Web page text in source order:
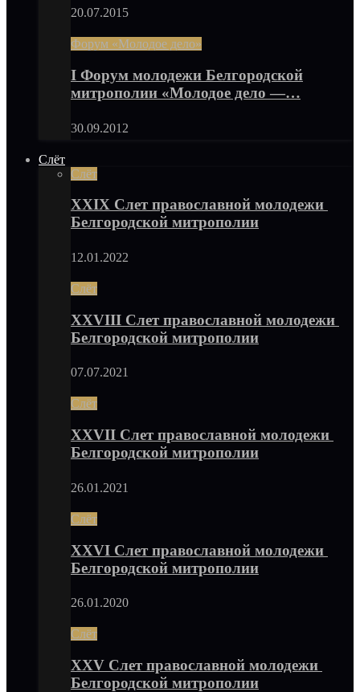
20.07.2015
Форум «Молодое дело»
I Форум молодежи Белгородской
митрополии «Молодое дело —…
30.09.2012
Слёт
Слёт
XXIX Слет православной молодежи
Белгородской митрополии
12.01.2022
Слёт
XXVIII Слет православной молодежи
Белгородской митрополии
07.07.2021
Слёт
XXVII Слет православной молодежи
Белгородской митрополии
26.01.2021
Слёт
XXVI Слет православной молодежи
Белгородской митрополии
26.01.2020
Слёт
XXV Слет православной молодежи
Белгородской митрополии